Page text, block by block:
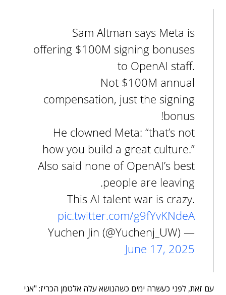
Sam Altman says Meta is
offering $100M signing bonuses
to OpenAI staff.
Not $100M annual
compensation, just the signing
bonus!
He clowned Meta: “that’s not
how you build a great culture.”
Also said none of OpenAI’s best
people are leaving.
This AI talent war is crazy.
pic.twitter.com/g9fYvKNdeA
— Yuchen Jin (@Yuchenj_UW)
June 17, 2025
עם זאת, לפני כעשרה ימים כשהנושא עלה אלטמן הכריז: "אני